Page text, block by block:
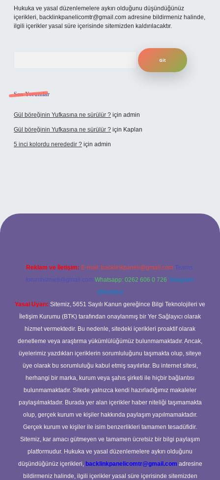
Hukuka ve yasal düzenlemelere aykırı olduğunu düşündüğünüz
içerikleri, backlinkpanelicomtr@gmail.com adresine bildirmeniz halinde,
ilgili içerikler yasal süre içerisinde sitemizden kaldırılacaktır.
Son Yorumlar
Gül böreğinin Yufkasına ne sürülür ? için admin
Gül böreğinin Yufkasına ne sürülür ? için Kaplan
5 inci kolordu nerededir ? için admin
Reklam ve İletişim: E-mail: backlinkpaneli@gmail.com Teams:
forumhizmeti@gmail.com Whatsapp: 0262 606 0 726 Telegram:
@karabul
Yasal Uyarı: Sitemiz, 5651 Sayılı Kanun gereğince Bilgi Teknolojileri ve
İletişim Kurumu (BTK) tarafından onaylanmış bir Yer Sağlayıcı olarak
hizmet vermektedir. Bu nedenle, sitedeki içerikleri proaktif olarak
denetleme veya araştırma yükümlülüğümüz bulunmamaktadır. Ancak,
üyelerimiz yazdıkları içeriklerin sorumluluğunu taşımakta olup, siteye
üye olarak bu sorumluluğu kabul etmiş sayılırlar. Bu internet sitesi,
herhangi bir marka, kurum veya şahıs şirketi ile hiçbir bağlantısı
bulunmamaktadır. Sitede yalnızca kendi hazırladığımız makaleler
paylaşılmaktadır. Burada yer alan içerikler haber niteliği taşımamakta
olup, gerçek kurum ve kişiler hakkında paylaşım yapılmamaktadır.
Gerçek kurum ve kişiler ile isim benzerlikleri tamamen tesadüfidir.
Sitemiz, kar amacı gütmeyen ve tamamen ücretsiz bir bilgi paylaşım
platformudur. Hukuka ve yasal düzenlemelere aykırı olduğunu
düşündüğünüz içerikleri, backlinkpanelicomtr@gmail.com adresine
bildirmeniz halinde, ilgili içerikler yasal süre içerisinde sitemizden